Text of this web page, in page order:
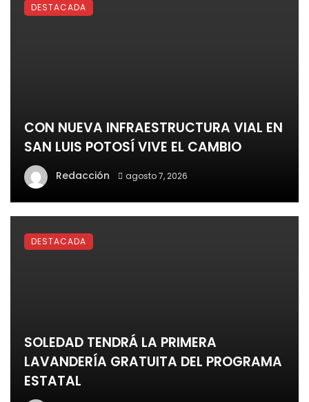
CON NUEVA INFRAESTRUCTURA VIAL EN
SAN LUIS POTOSÍ VIVE EL CAMBIO
Redacción agosto 7, 2026
DESTACADA
SOLEDAD TENDRÁ LA PRIMERA
LAVANDERÍA GRATUITA DEL PROGRAMA
ESTATAL
DESTACADA